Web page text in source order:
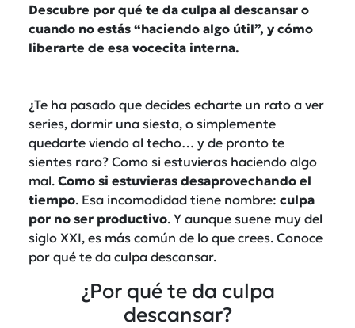
Descubre por qué te da culpa al descansar o
cuando no estás “haciendo algo útil”, y cómo
liberarte de esa vocecita interna.
¿Te ha pasado que decides echarte un rato a ver
series, dormir una siesta, o simplemente
quedarte viendo al techo… y de pronto te
sientes raro? Como si estuvieras haciendo algo
mal. Como si estuvieras desaprovechando el
tiempo. Esa incomodidad tiene nombre: culpa
por no ser productivo. Y aunque suene muy del
siglo XXI, es más común de lo que crees. Conoce
por qué te da culpa descansar.
¿Por qué te da culpa
descansar?